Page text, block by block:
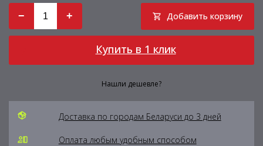
− + Добавить корзину
Купить в 1 клик
Нашли дешевле?
Доставка по городам Беларуси до 3 дней
Оплата любым удобным способом